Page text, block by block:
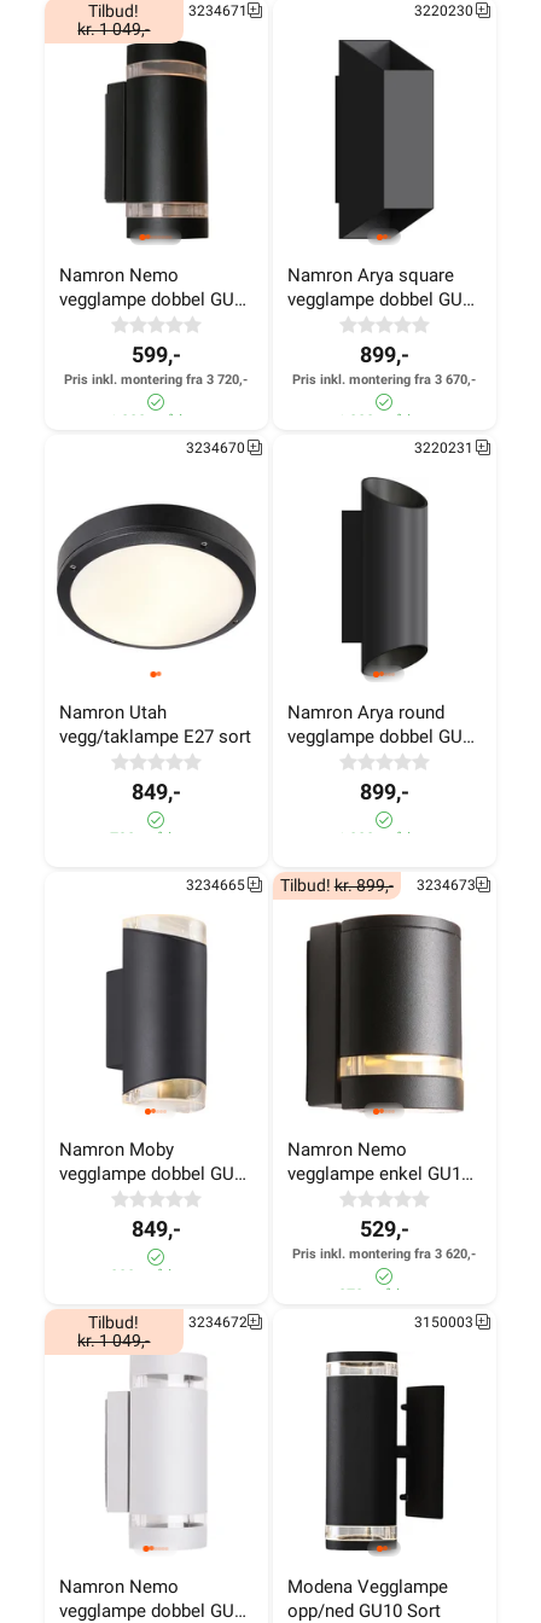
>1 000+ på lager
Namron Nemo
vegglampe dobbel GU10
Tilbud!
kr. 1 049,-
3234671
599,-
Pris inkl. montering fra 3 720,-
>1 000+ på lager
Namron Arya square
vegglampe dobbel GU10
3220230
899,-
Pris inkl. montering fra 3 670,-
>1 000+ på lager
Namron Utah
vegg/taklampe E27 sort
3234670
849,-
790+ på lager
Namron Arya round
vegglampe dobbel GU10
3220231
899,-
>1 000+ på lager
Namron Moby
vegglampe dobbel GU10
3234665
849,-
800+ på lager
Namron Nemo
vegglampe enkel GU10
Tilbud!kr. 899,- 3234673
529,-
Pris inkl. montering fra 3 620,-
870+ på lager
Namron Nemo
vegglampe dobbel GU10
Tilbud!
kr. 1 049,-
3234672
Modena Vegglampe
opp/ned GU10 Sort
3150003